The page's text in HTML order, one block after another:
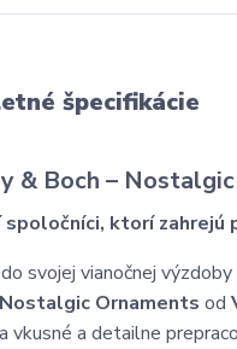
špecifikácie
& Boch – Nostalgic
spoločníci, ktorí zahrejú
svojej vianočnej
Nostalgic Ornaments od
vkusné a detailne